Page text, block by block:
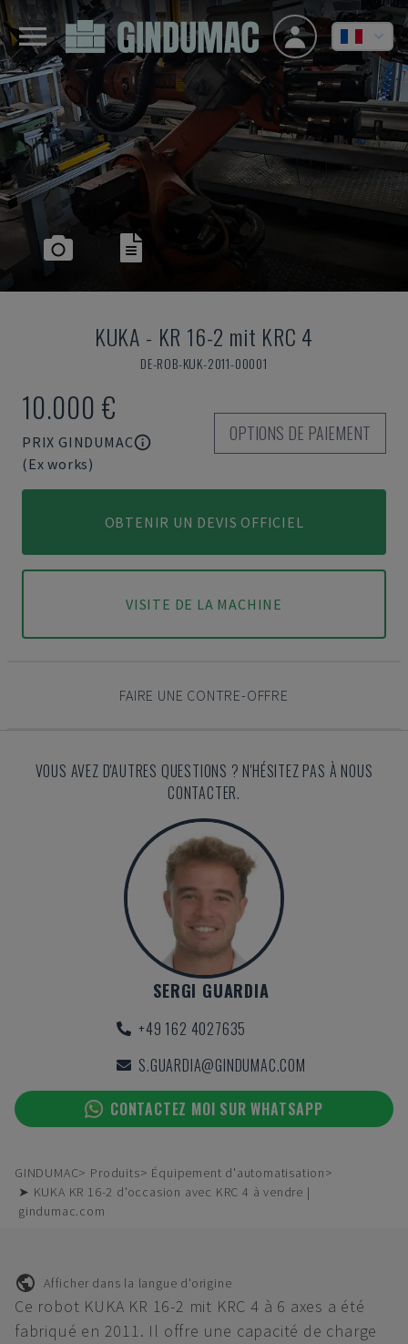
KUKA - KR 16-2 mit KRC 4
DE-ROB-KUK-2011-00001
10.000 €
PRIX GINDUMAC
(Ex works)
OPTIONS DE PAIEMENT
OBTENIR UN DEVIS OFFICIEL
VISITE DE LA MACHINE
FAIRE UNE CONTRE-OFFRE
VOUS AVEZ D'AUTRES QUESTIONS ? N'HÉSITEZ PAS À NOUS
CONTACTER.
SERGI GUARDIA
+49 162 4027635
S.GUARDIA@GINDUMAC.COM
CONTACTEZ MOI SUR WHATSAPP
GINDUMAC Produits
Équipement d'automatisation
➤ KUKA KR 16-2 d'occasion avec KRC 4 à vendre |
gindumac.com
Afficher dans la langue d'origine
Ce robot KUKA KR 16-2 mit KRC 4 à 6 axes a été
fabriqué en 2011. Il offre une capacité de charge